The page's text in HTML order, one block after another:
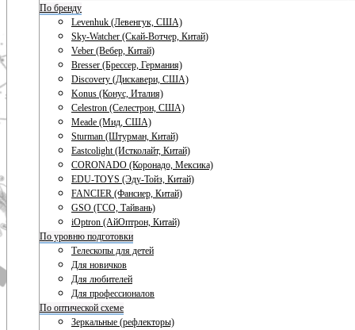
По бренду
Levenhuk (Левенгук, США)
Sky-Watcher (Скай-Вотчер, Китай)
Veber (Вебер, Китай)
Bresser (Брессер, Германия)
Discovery (Дискавери, США)
Konus (Конус, Италия)
Celestron (Селестрон, США)
Meade (Мид, США)
Sturman (Штурман, Китай)
Eastcolight (Истколайт, Китай)
CORONADO (Коронадо, Мексика)
EDU-TOYS (Эду-Тойз, Китай)
FANCIER (Фансиер, Китай)
GSO (ГСО, Тайвань)
iOptron (АйОптрон, Китай)
По уровню подготовки
Телескопы для детей
Для новичков
Для любителей
Для профессионалов
По оптической схеме
Зеркальные (рефлекторы)